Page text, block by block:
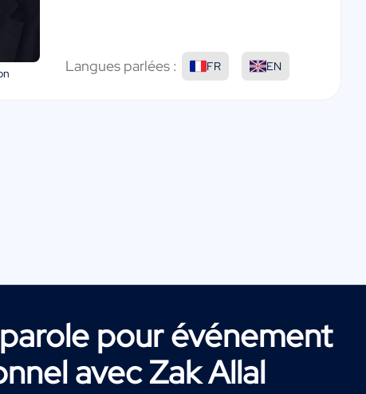
Langues parlées : FR EN
pour événement
avecZak Allal